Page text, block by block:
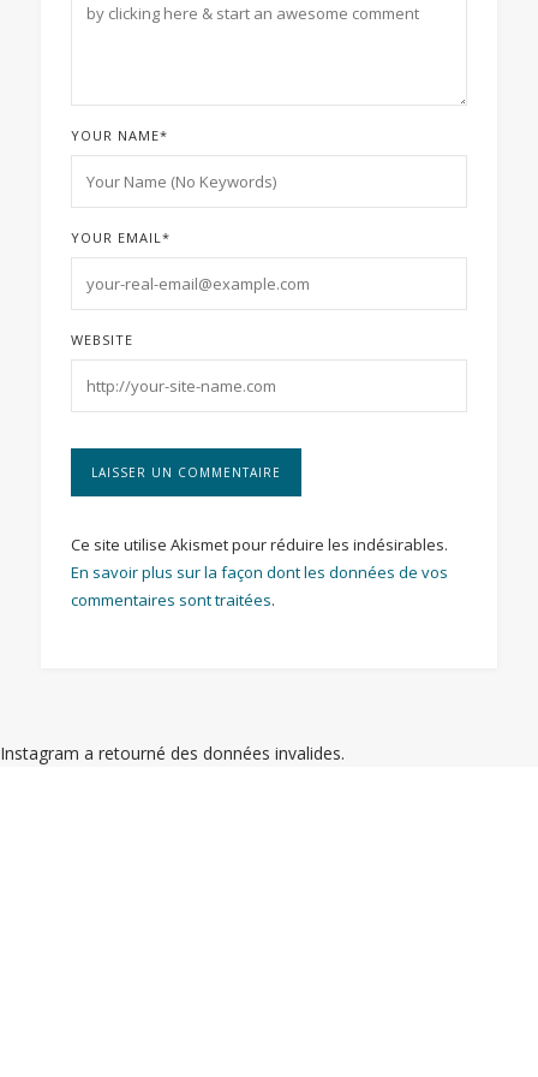
YOUR NAME*
YOUR EMAIL*
WEBSITE
Ce site utilise Akismet pour réduire les indésirables.
En savoir plus sur la façon dont les données de vos
commentaires sont traitées.
Instagram a retourné des données invalides.